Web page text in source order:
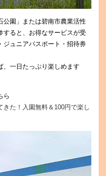
公園」または碧南市農業活性
すると、お得なサービスが受
ュニアパスポート・招待券
、一日たっぷり楽しめます
ら
た！入園無料＆100円で楽し